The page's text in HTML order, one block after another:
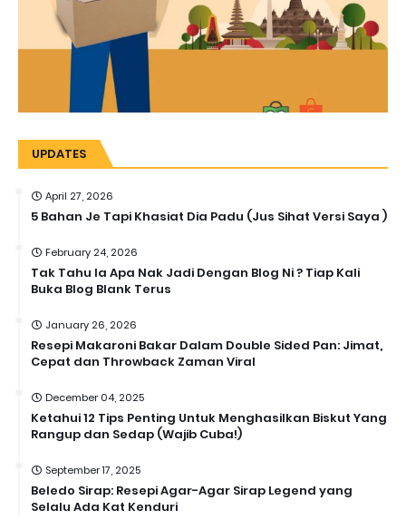
UPDATES
April 27, 2026
5 Bahan Je Tapi Khasiat Dia Padu (Jus Sihat Versi Saya )
February 24, 2026
Tak Tahu la Apa Nak Jadi Dengan Blog Ni ? Tiap Kali
Buka Blog Blank Terus
January 26, 2026
Resepi Makaroni Bakar Dalam Double Sided Pan: Jimat,
Cepat dan Throwback Zaman Viral
December 04, 2025
Ketahui 12 Tips Penting Untuk Menghasilkan Biskut Yang
Rangup dan Sedap (Wajib Cuba!)
September 17, 2025
Beledo Sirap: Resepi Agar-Agar Sirap Legend yang
Selalu Ada Kat Kenduri